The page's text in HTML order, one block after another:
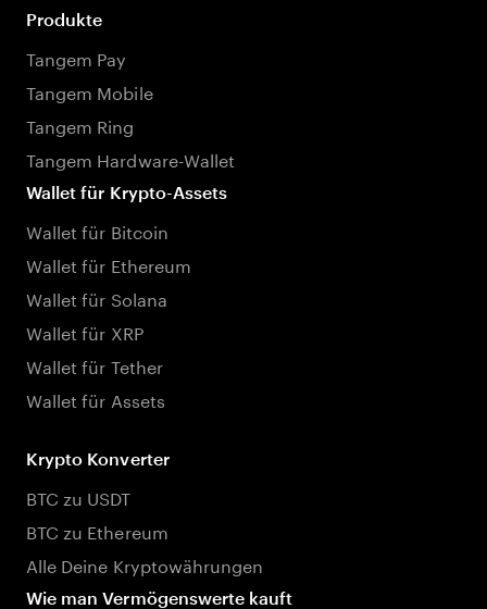
Produkte
Tangem Pay
Tangem Mobile
Tangem Ring
Tangem Hardware-Wallet
Wallet für Krypto-Assets
Wallet für Bitcoin
Wallet für Ethereum
Wallet für Solana
Wallet für XRP
Wallet für Tether
Wallet für Assets
Krypto Konverter
BTC zu USDT
BTC zu Ethereum
Alle Deine Kryptowährungen
Wie man Vermögenswerte kauft